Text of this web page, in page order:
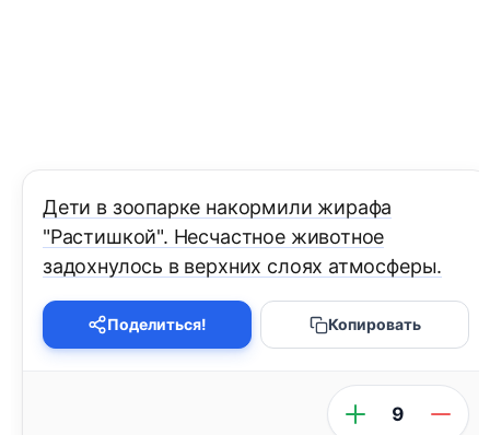
Дети в зоопарке накормили жирафа
"Растишкой". Несчастное животное
задохнулось в верхних слоях атмосферы.
Поделиться! Копировать
9